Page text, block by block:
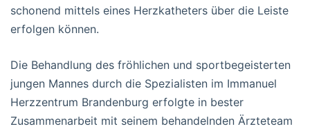
schonend mittels eines Herzkatheters über die Leiste
erfolgen können.
Die Behandlung des fröhlichen und sportbegeisterten
jungen Mannes durch die Spezialisten im Immanuel
Herzzentrum Brandenburg erfolgte in bester
Zusammenarbeit mit seinem behandelnden Ärzteteam